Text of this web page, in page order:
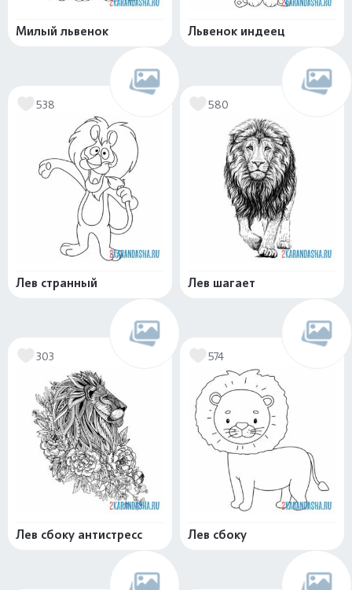
Милый львенок Львенок индеец
538
Лев странный
580
Лев шагает
303
Лев сбоку антистресс
574
Лев сбоку